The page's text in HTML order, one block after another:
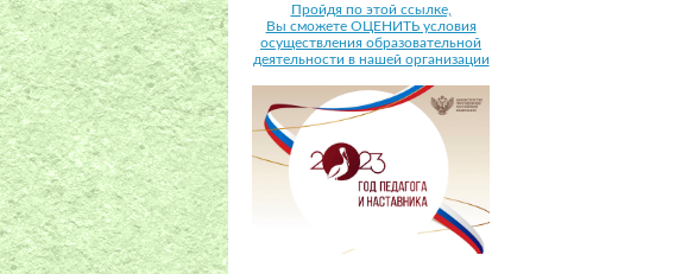
Пройдя по этой ссылке,
Вы сможете ОЦЕНИТЬ условия
осуществления образовательной
деятельности в нашей организации